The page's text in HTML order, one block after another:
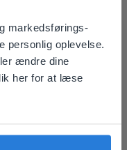
markedsførings-
personlig oplevelse.
ændre dine
her for at læse
og er forpligtet til
(GDPR).
oplysninger
forbedre vores
med dig. Vi
match
you might
There you'll
Dansk